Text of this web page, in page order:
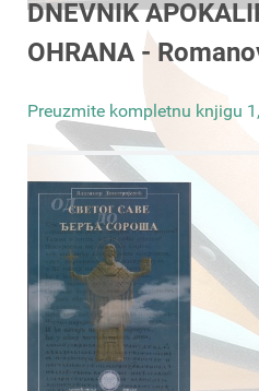
DNEVNIK
OHRANA -
Preuzmite kompletnu knjigu